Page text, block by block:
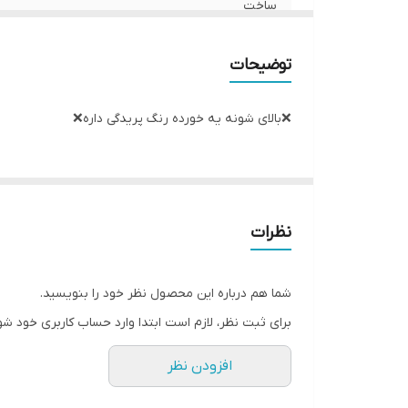
ساخت
توضیحات
❌بالای شونه یه خورده رنگ پریدگی داره❌
نظرات
شما هم درباره این محصول نظر خود را بنویسید.
برای ثبت نظر، لازم است ابتدا وارد حساب کاربری خود
افزودن نظر